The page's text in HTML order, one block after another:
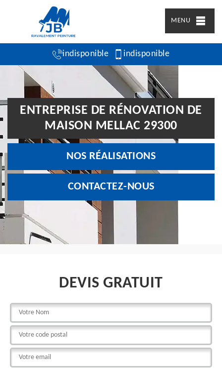
MENU
indisponible indisponible
ENTREPRISE DE RÉNOVATION DE
MAISON MELLAC 29300
NOS RÉALISATIONS
CONTACTEZ-NOUS
DEVIS GRATUIT